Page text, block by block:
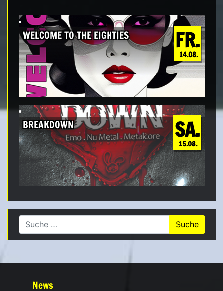
FR.
14.08.
WELCOME TO THE EIGHTIES
SA.
15.08.
BREAKDOWN
Suche nach:
News